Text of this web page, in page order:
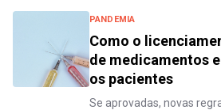
PANDEMIA
Como o
de medicamentos
os pacientes
Se aprovadas, novas